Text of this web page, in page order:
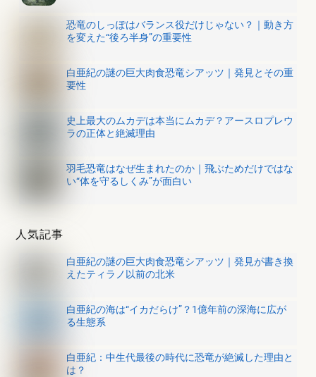
恐竜のしっぽはバランス役だけじゃない？｜動き方
を変えた“後ろ半身”の重要性
白亜紀の謎の巨大肉食恐竜シアッツ｜発見とその重
要性
史上最大のムカデは本当にムカデ？アースロプレウ
ラの正体と絶滅理由
羽毛恐竜はなぜ生まれたのか｜飛ぶためだけではな
い“体を守るしくみ”が面白い
人気記事
白亜紀の謎の巨大肉食恐竜シアッツ｜発見が書き換
えたティラノ以前の北米
白亜紀の海は“イカだらけ”？1億年前の深海に広が
る生態系
白亜紀：中生代最後の時代に恐竜が絶滅した理由と
は？